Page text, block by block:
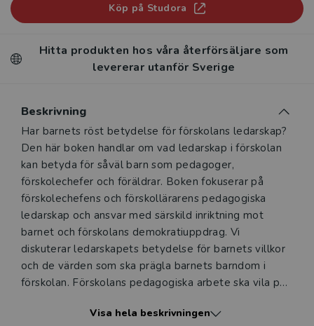
Köp på Studora
Hitta produkten hos våra återförsäljare som
levererar utanför Sverige
Beskrivning
Beskrivning
Har barnets röst betydelse för förskolans ledarskap?
Den här boken handlar om vad ledarskap i förskolan
kan betyda för såväl barn som pedagoger,
förskolechefer och föräldrar. Boken fokuserar på
förskolechefens och förskollärarens pedagogiska
ledarskap och ansvar med särskild inriktning mot
barnet och förskolans demokratiuppdrag. Vi
diskuterar ledarskapets betydelse för barnets villkor
och de värden som ska prägla barnets barndom i
förskolan. Förskolans pedagogiska arbete ska vila på
boken särskilt understrukit pedagogens
Visa hela beskrivningen